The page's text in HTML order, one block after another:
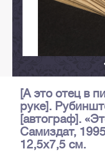
[А это отец в
руке].
[автограф].
Самиздат,
12,5x7,5 см.